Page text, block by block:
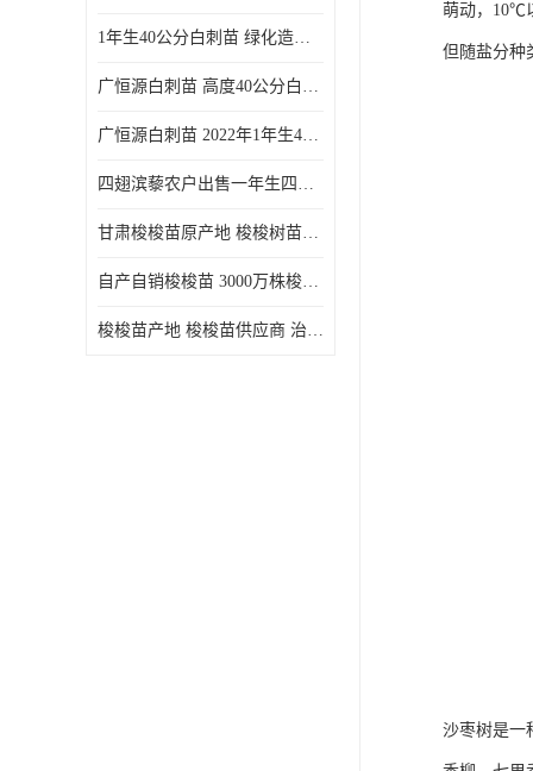
1年生40公分白刺苗 绿化造林白刺树苗
广恒源白刺苗 高度40公分白刺树苗
广恒源白刺苗 2022年1年生40公分白刺树苗
四翅滨藜农户出售一年生四翅滨藜各种规格四翅滨黎产地货源
甘肃梭梭苗原产地 梭梭树苗种植技术 梭梭种苗基地
自产自销梭梭苗 3000万株梭梭种苗供应 办理检疫全国发货
梭梭苗产地 梭梭苗供应商 治沙造林梭梭种苗 自产自销
萌动，10℃
但随盐分种
沙枣树是一